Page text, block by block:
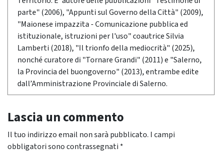
parte" (2006), "Appunti sul Governo della Città" (2009),
"Maionese impazzita - Comunicazione pubblica ed
istituzionale, istruzioni per l'uso" coautrice Silvia
Lamberti (2018), "Il trionfo della mediocrità" (2025),
nonché curatore di "Tornare Grandi" (2011) e "Salerno,
la Provincia del buongoverno" (2013), entrambe edite
dall’Amministrazione Provinciale di Salerno.
Lascia un commento
Il tuo indirizzo email non sarà pubblicato. I campi
obbligatori sono contrassegnati *